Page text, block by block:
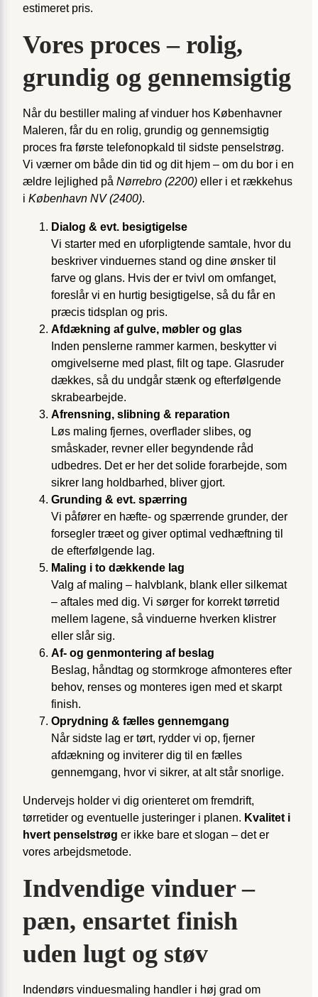
estimeret pris.
Vores proces – rolig,
grundig og gennemsigtig
Når du bestiller maling af vinduer hos Københavner
Maleren, får du en rolig, grundig og gennemsigtig
proces fra første telefonopkald til sidste penselstrøg.
Vi værner om både din tid og dit hjem – om du bor i en
ældre lejlighed på Nørrebro (2200) eller i et rækkehus
i København NV (2400).
Dialog & evt. besigtigelse
Vi starter med en uforpligtende samtale, hvor du
beskriver vinduernes stand og dine ønsker til
farve og glans. Hvis der er tvivl om omfanget,
foreslår vi en hurtig besigtigelse, så du får en
præcis tidsplan og pris.
Afdækning af gulve, møbler og glas
Inden penslerne rammer karmen, beskytter vi
omgivelserne med plast, filt og tape. Glasruder
dækkes, så du undgår stænk og efterfølgende
skrabearbejde.
Afrensning, slibning & reparation
Løs maling fjernes, overflader slibes, og
småskader, revner eller begyndende råd
udbedres. Det er her det solide forarbejde, som
sikrer lang holdbarhed, bliver gjort.
Grunding & evt. spærring
Vi påfører en hæfte- og spærrende grunder, der
forsegler træet og giver optimal vedhæftning til
de efterfølgende lag.
Maling i to dækkende lag
Valg af maling – halvblank, blank eller silkemat
– aftales med dig. Vi sørger for korrekt tørretid
mellem lagene, så vinduerne hverken klistrer
eller slår sig.
Af- og genmontering af beslag
Beslag, håndtag og stormkroge afmonteres efter
behov, renses og monteres igen med et skarpt
finish.
Oprydning & fælles gennemgang
Når sidste lag er tørt, rydder vi op, fjerner
afdækning og inviterer dig til en fælles
gennemgang, hvor vi sikrer, at alt står snorlige.
Undervejs holder vi dig orienteret om fremdrift,
tørretider og eventuelle justeringer i planen. Kvalitet i
hvert penselstrøg er ikke bare et slogan – det er
vores arbejdsmetode.
Indvendige vinduer –
pæn, ensartet finish
uden lugt og støv
Indendørs vinduesmaling handler i høj grad om